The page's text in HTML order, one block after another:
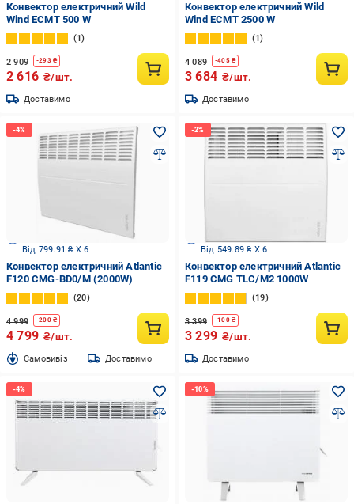
Конвектор електричний Wild
Wind ECMT 500 W
1
2 909 -293₴
2 616 ₴/шт.
Доставимо
Конвектор електричний Wild
Wind ECMT 2500 W
1
4 089 -405₴
3 684 ₴/шт.
Доставимо
Від 799.91 ₴ X 6
Конвектор електричний Atlantic
F120 CMG-BD0/M (2000W)
20
4 999 -200₴
4 799 ₴/шт.
Cамовивіз Доставимо
Від 549.89 ₴ X 6
Конвектор електричний Atlantic
F119 CMG TLC/M2 1000W
19
3 399 -100₴
3 299 ₴/шт.
Доставимо